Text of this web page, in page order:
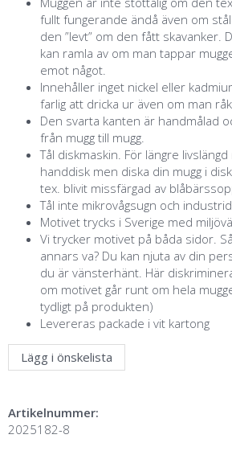
fullt fungerande ändå även om
den ”levt” om den fått skavanker.
kan ramla av om man tappar
emot något.
Innehåller inget nickel eller
farlig att dricka ur även om man
Den svarta kanten är handmålad
från mugg till mugg.
Tål diskmaskin. För längre
handdisk men diska din mugg i
tex. blivit missfärgad av
Tål inte mikrovågsugn och
Motivet trycks i Sverige med
Vi trycker motivet på båda sidor.
annars va? Du kan njuta av din
du är vänsterhänt. Här
om motivet går runt om hela
tydligt på produkten)
Levereras packade i vit kartong
Lägg i önskelista
Artikelnummer:
2025182-8